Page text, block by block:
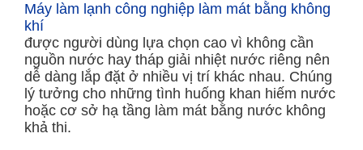
Máy làm lạnh công nghiệp làm mát bằng không
khí
được người dùng lựa chọn cao vì không cần
nguồn nước hay tháp giải nhiệt nước riêng nên
dễ dàng lắp đặt ở nhiều vị trí khác nhau. Chúng
lý tưởng cho những tình huống khan hiếm nước
hoặc cơ sở hạ tầng làm mát bằng nước không
khả thi.